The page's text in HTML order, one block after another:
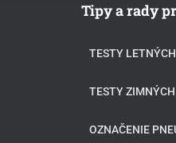
Tipy a rady
TESTY
TESTY
OZNAČENIE